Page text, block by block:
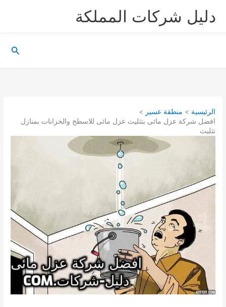
دليل شركات المملكة
الرئيسية
منطقة عسير
افضل شركة عزل مائى بتثليث عزل مائى للاسطح والخزانات بمنازل
تثليث